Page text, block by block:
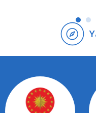
Alım ve Satımda Alıcı ve
Kayseri Büyükşehir
Öğrenci servis aracı